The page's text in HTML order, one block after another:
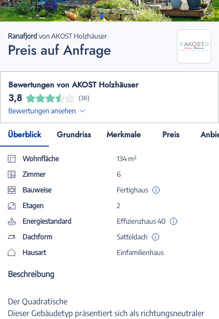
Ranafjord von AKOST Holzhäuser
Preis auf Anfrage
Bewertungen von AKOST Holzhäuser
3,8 (38)
Bewertungen ansehen
Überblick Grundriss Merkmale Preis
Wohnfläche
134 m²
Zimmer
6
Bauweise
Fertighaus
Etagen
2
Energiestandard
Effizienzhaus 40
Dachform
Satteldach
Hausart
Einfamilienhaus
Beschreibung
Der Quadratische
Dieser Gebäudetyp präsentiert sich als richtungsneutraler